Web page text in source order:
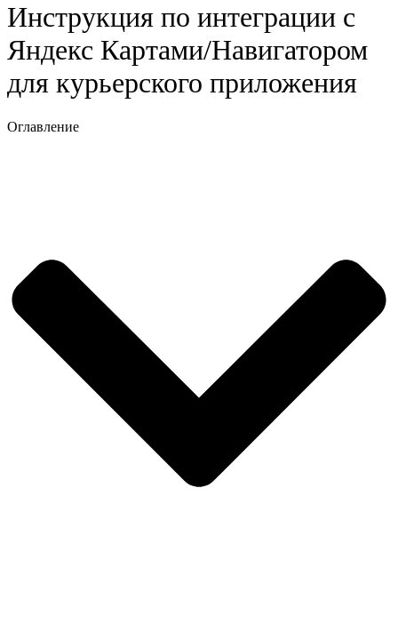
Инструкция по интеграции с
Яндекс Картами/Навигатором
для курьерского приложения
Оглавление